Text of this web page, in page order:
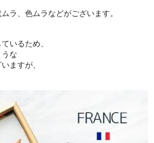
ラ、色ムラなどがございます。
いるため、
な
ますが、